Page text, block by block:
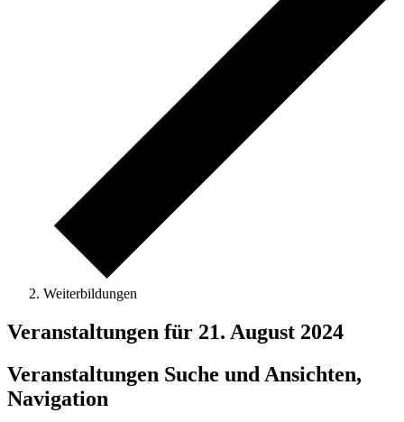
Weiterbildungen
Veranstaltungen für 21. August 2024
Veranstaltungen Suche und Ansichten,
Navigation